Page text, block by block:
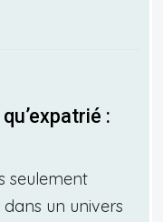
:
seulement
un univers